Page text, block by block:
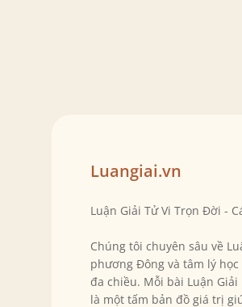
Luangiai.vn
Luận Giải Tử Vi Trọn Đời -
Chúng tôi chuyên sâu về
phương Đông và tâm lý
đa chiều. Mỗi bài Luận
là một tấm bản đồ giá trị